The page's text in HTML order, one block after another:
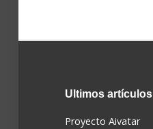
Ultimos artículos
Proyecto Aivatar